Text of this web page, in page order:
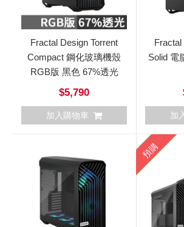
Fractal Design Torrent
Compact 鋼化玻璃機殼
RGB版 黑色 67%透光
$5,790
加入購物車
Fractal
Solid 電
加
預購